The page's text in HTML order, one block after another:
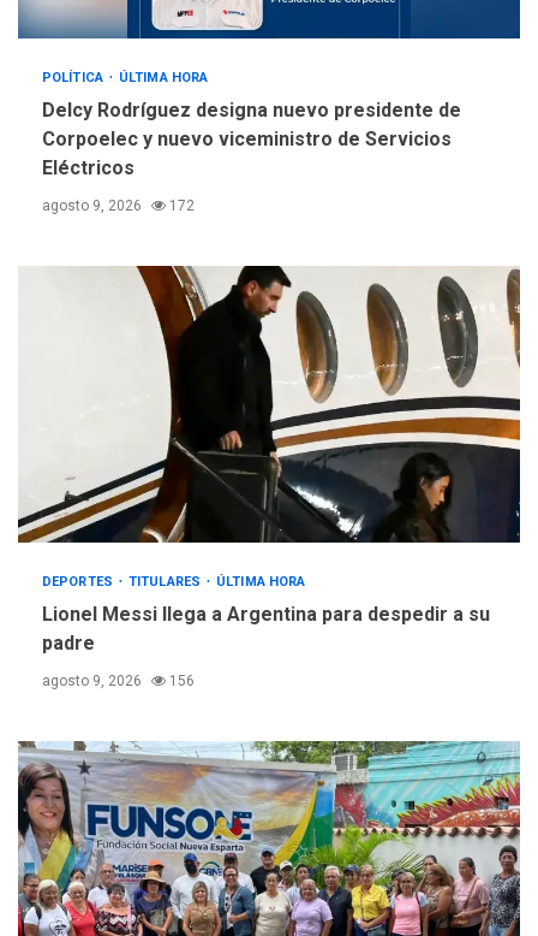
POLÍTICA ÚLTIMA HORA
Delcy Rodríguez designa nuevo presidente de
Corpoelec y nuevo viceministro de Servicios
Eléctricos
agosto 9, 2026 172
DEPORTES TITULARES ÚLTIMA HORA
Lionel Messi llega a Argentina para despedir a su
padre
agosto 9, 2026 156